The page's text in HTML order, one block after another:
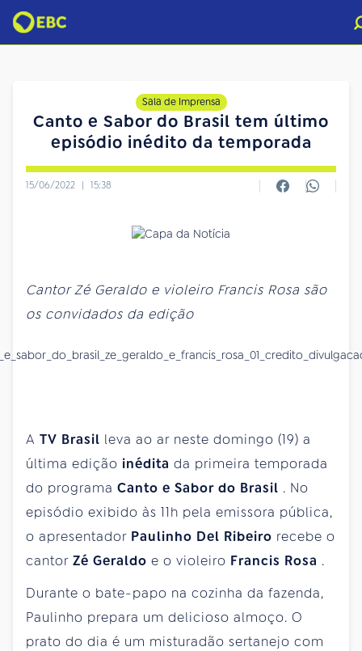
Sala de Imprensa
Canto e Sabor do Brasil tem último
episódio inédito da temporada
15/06/2022 | 15:38
Cantor Zé Geraldo e violeiro Francis Rosa são
os convidados da edição
A TV Brasil leva ao ar neste domingo (19) a
última edição inédita da primeira temporada
do programa Canto e Sabor do Brasil . No
episódio exibido às 11h pela emissora pública,
o apresentador Paulinho Del Ribeiro recebe o
cantor Zé Geraldo e o violeiro Francis Rosa .
Durante o bate-papo na cozinha da fazenda,
Paulinho prepara um delicioso almoço. O
prato do dia é um misturadão sertanejo com